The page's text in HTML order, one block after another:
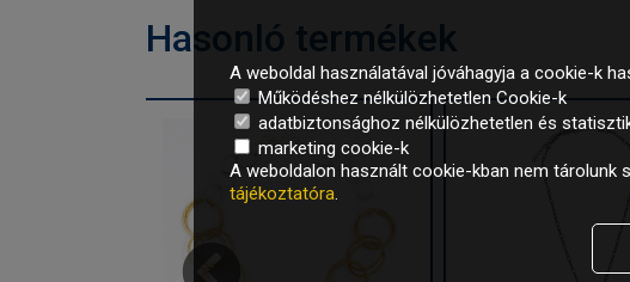
Hasonló termékek
A weboldal használatával jóváhagyja a cookie-k
Működéshez nélkülözhetetlen Cookie-k
adatbiztonsághoz nélkülözhetetlen és
marketing cookie-k
A weboldalon használt cookie-kban nem
tájékoztatóra.